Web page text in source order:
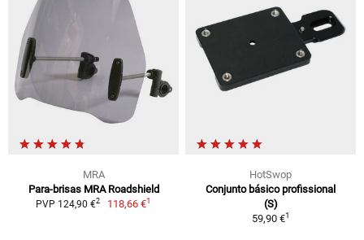
MRA
Para-brisas MRA Roadshield
PVP 124,90 €2 118,66 €1
HotSwop
Conjunto básico profissional
(S)
59,90 €1